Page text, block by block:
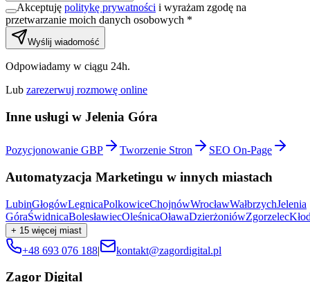
Akceptuję politykę prywatności i wyrażam zgodę na
przetwarzanie moich danych osobowych *
Wyślij wiadomość
Odpowiadamy w ciągu 24h.
Lub zarezerwuj rozmowę online
Inne usługi w Jelenia Góra
Pozycjonowanie GBP Tworzenie Stron SEO On-Page
Automatyzacja Marketingu w innych miastach
LubinGłogówLegnicaPolkowiceChojnówWrocławWałbrzychJelenia
GóraŚwidnicaBolesławiecOleśnicaOławaDzierżoniówZgorzelec
+ 15 więcej miast
+48 693 076 188| kontakt@zagordigital.pl
Zagor Digital